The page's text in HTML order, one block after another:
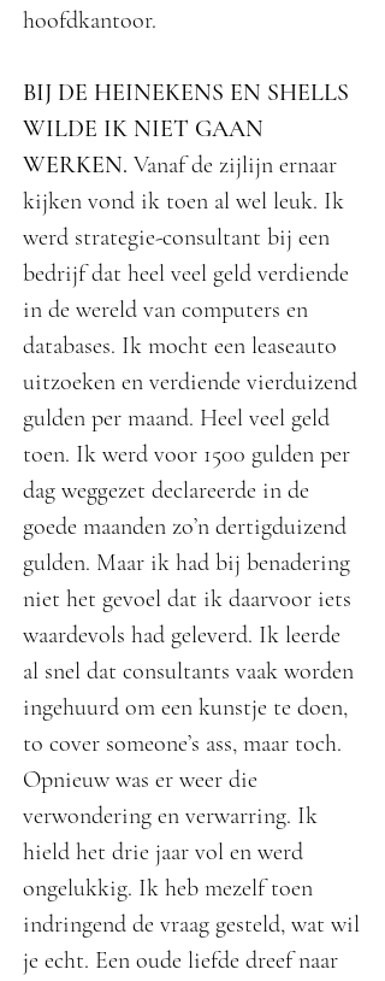
hoofdkantoor.
BIJ DE HEINEKENS EN SHELLS
WILDE IK NIET GAAN
WERKEN. Vanaf de zijlijn ernaar
kijken vond ik toen al wel leuk. Ik
werd strategie-consultant bij een
bedrijf dat heel veel geld verdiende
in de wereld van computers en
databases. Ik mocht een leaseauto
uitzoeken en verdiende vierduizend
gulden per maand. Heel veel geld
toen. Ik werd voor 1500 gulden per
dag weggezet declareerde in de
goede maanden zo’n dertigduizend
gulden. Maar ik had bij benadering
niet het gevoel dat ik daarvoor iets
waardevols had geleverd. Ik leerde
al snel dat consultants vaak worden
ingehuurd om een kunstje te doen,
to cover someone’s ass, maar toch.
Opnieuw was er weer die
verwondering en verwarring. Ik
hield het drie jaar vol en werd
ongelukkig. Ik heb mezelf toen
indringend de vraag gesteld, wat wil
je echt. Een oude liefde dreef naar